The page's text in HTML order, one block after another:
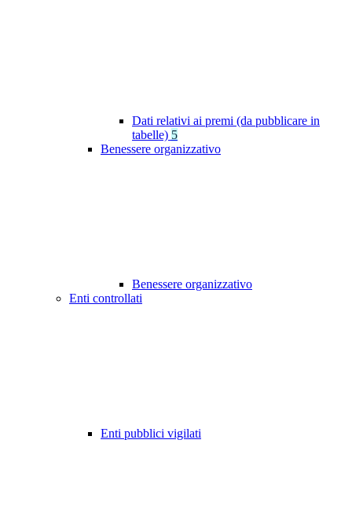
Dati relativi ai premi (da pubblicare in
tabelle) 5
Benessere organizzativo
Benessere organizzativo
Enti controllati
Enti pubblici vigilati